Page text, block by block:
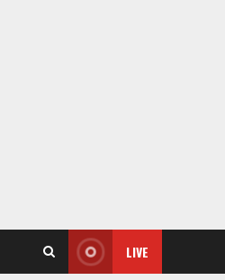
LIVE